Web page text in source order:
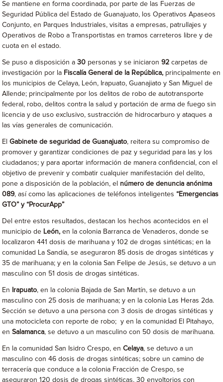
Se mantiene en forma coordinada, por parte de las Fuerzas de
Seguridad Pública del Estado de Guanajuato, los Operativos Apaseos
Conjunto, en Parques Industriales, visitas a empresas, patrullajes y
Operativos de Robo a Transportistas en tramos carreteros libre y de
cuota en el estado.
Se puso a disposición a 30 personas y se iniciaron92carpetas de
investigación por la Fiscalía General de la República, principalmente en
los municipios de Celaya, León, Irapuato, Guanajiato y San Miguel de
Allende; principalmente por los delitos de robo de autotransporte
federal, robo, delitos contra la salud y portación de arma de fuego sin
licencia y de uso exclusivo, sustracción de hidrocarburo y ataques a
las vías generales de comunicación.
ElGabinete de seguridad de Guanajuato, reitera su compromiso de
promover y garantizar condiciones de paz y seguridad para las y los
ciudadanos; y para aportar información de manera confidencial, con el
objetivo de prevenir y combatir cualquier manifestación del delito,
pone a disposición de la población, el número de denuncia anónima
089, así como las aplicaciones de teléfonos inteligentes“Emergencias
GTO” y “ProcurApp”
Del entre estos resultados, destacan los hechos acontecidos en el
municipio de León, en la colonia Barranca de Venaderos, donde se
localizaron 441 dosis de marihuana y 102 de drogas sintéticas; en la
comunidad La Sandía, se aseguraron 85 dosis de drogas sintéticas y
35 de marihuana; y en la colonia San Felipe de Jesús, se detuvo a un
masculino con 51 dosis de drogas sintéticas.
En Irapuato, en la colonia Bajada de San Martín, se detuvo a un
masculino con 25 dosis de marihuana; y en la colonia Las Heras 2da.
Sección se detuvo a una persona con 3 dosis de drogas sintéticas y
una motocicleta con reporte de robo; y en la comunidad El Pitahayo,
enSalamanca, se detuvo a un masculino con 50 dosis de marihuana.
En la comunidad San Isidro Crespo, enCelaya, se detuvo a un
masculino con 46 dosis de drogas sintéticas; sobre un camino de
terracería que conduce a la colonia Fracción de Crespo, se
aseguraron 120 dosis de drogas sintéticas, 30 envoltorios con